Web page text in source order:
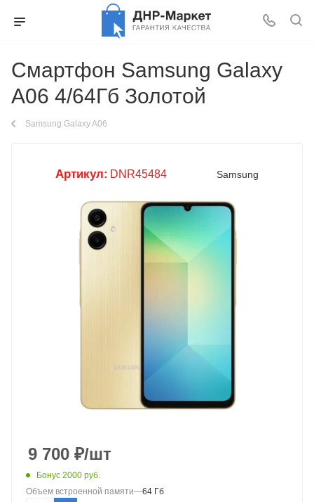
Смартфон Samsung Galaxy
A06 4/64Гб Золотой
Samsung Galaxy A06
Артикул: DNR45484 Samsung
9 700 ₽/шт
Бонус 2000 руб.
Объем встроенной памяти—64 Гб